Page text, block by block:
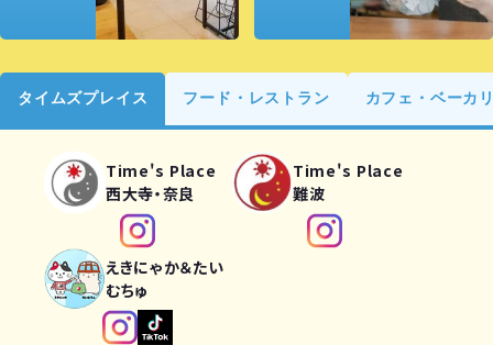
タイムズプレイス フード・レストラン カフェ・ベーカ
Time's Place
西大寺・奈良
Time's Place
難波
えきにゃか＆たい
むちゅ